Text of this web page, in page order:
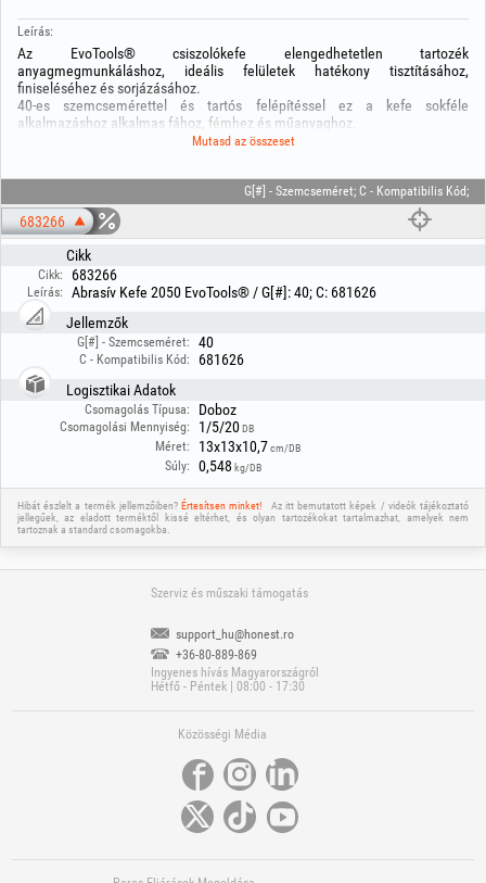
Leírás:
Az EvoTools® csiszolókefe elengedhetetlen tartozék
anyagmegmunkáláshoz, ideális felületek hatékony tisztításához,
finiseléséhez és sorjázásához.
40-es szemcsemérettel és tartós felépítéssel ez a kefe sokféle
alkalmazáshoz alkalmas fához, fémhez és műanyaghoz.
- Abrázív anyag: szilícium-karbid. Ez az anyag kiemelkedő teljesítményt és
- Szemcseméret (G#): 40. Ez a durva szemcseméret tökéletes a gyors
anyageltávolításhoz és a felületek előkészítéséhez.
Méretek:
- Teljes hossz: 100 mm
- Külső átmérő: 100 mm
- Belső átmérő: 20 mm
A kefe az alábbi anyagokhoz alkalmas:
- Fém: rozsda, festék eltávolításához vagy fémfelületek finiseléséhez.
- Fa: a fa struktúrálásához, a puha rostok eltávolításához és a textúra
kiemeléséhez ideális.
- Műanyag: sorjátlanításhoz és finiseléshez.
Mutasd az összeset
G[#] - Szemcseméret; C - Kompatibilis Kód;
683266
Cikk
Cikk: 683266
Leírás:
Abrasív Kefe 2050 EvoTools® / G[#]: 40; C: 681626
Jellemzők
G[#] - Szemcseméret: 40
C - Kompatibilis Kód:
681626
Logisztikai Adatok
Csomagolás Típusa: Doboz
Csomagolási Mennyiség: 1/5/20DB
Méret: 13x13x10,7cm/DB
Súly: 0,548 kg/DB
Hibát észlelt a termék jellemzőiben?Értesítsen minket!
Az itt bemutatott képek / videók tájékoztató
jellegűek, az eladott terméktől kissé eltérhet, és olyan tartozékokat tartalmazhat, amelyek nem
tartoznak a standard csomagokba.
Szerviz és műszaki támogatás
support_hu@honest.ro
+36-80-889-869
Ingyenes hívás Magyarországról
Hétfő - Péntek | 08:00 - 17:30
Közösségi Média